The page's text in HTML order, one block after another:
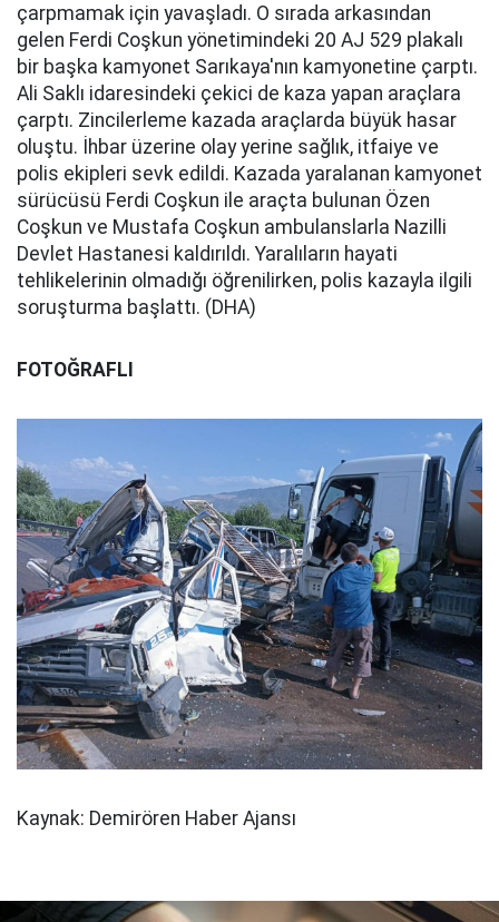
çarpmamak için yavaşladı. O sırada arkasından
gelen Ferdi Coşkun yönetimindeki 20 AJ 529 plakalı
bir başka kamyonet Sarıkaya'nın kamyonetine çarptı.
Ali Saklı idaresindeki çekici de kaza yapan araçlara
çarptı. Zincilerleme kazada araçlarda büyük hasar
oluştu. İhbar üzerine olay yerine sağlık, itfaiye ve
polis ekipleri sevk edildi. Kazada yaralanan kamyonet
sürücüsü Ferdi Coşkun ile araçta bulunan Özen
Coşkun ve Mustafa Coşkun ambulanslarla Nazilli
Devlet Hastanesi kaldırıldı. Yaralıların hayati
tehlikelerinin olmadığı öğrenilirken, polis kazayla ilgili
soruşturma başlattı. (DHA)
FOTOĞRAFLI
Kaynak: Demirören Haber Ajansı